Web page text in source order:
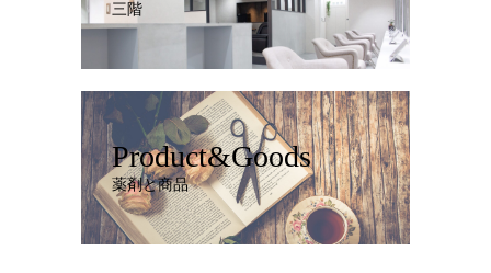
三階
Product&Goods
薬剤と商品